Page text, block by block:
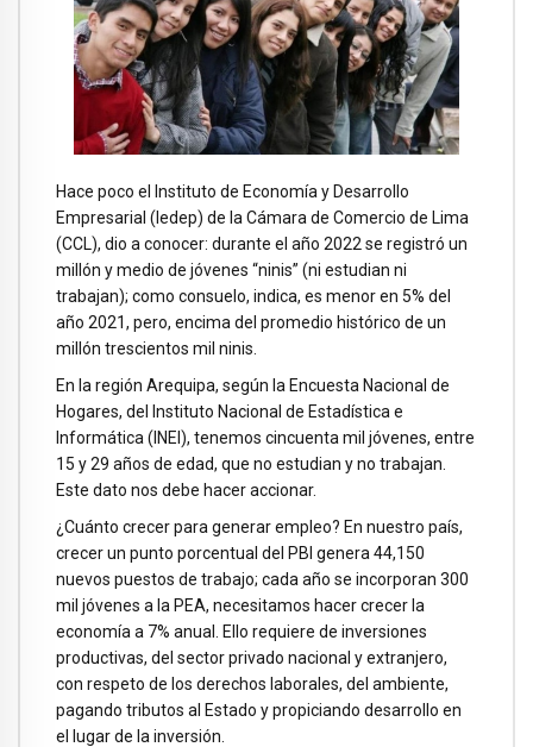
Hace poco el Instituto de Economía y Desarrollo
Empresarial (Iedep) de la Cámara de Comercio de Lima
(CCL), dio a conocer: durante el año 2022 se registró un
millón y medio de jóvenes “ninis” (ni estudian ni
trabajan); como consuelo, indica, es menor en 5% del
año 2021, pero, encima del promedio histórico de un
millón trescientos mil ninis.
En la región Arequipa, según la Encuesta Nacional de
Hogares, del Instituto Nacional de Estadística e
Informática (INEI), tenemos cincuenta mil jóvenes, entre
15 y 29 años de edad, que no estudian y no trabajan.
Este dato nos debe hacer accionar.
¿Cuánto crecer para generar empleo? En nuestro país,
crecer un punto porcentual del PBI genera 44,150
nuevos puestos de trabajo; cada año se incorporan 300
mil jóvenes a la PEA, necesitamos hacer crecer la
economía a 7% anual. Ello requiere de inversiones
productivas, del sector privado nacional y extranjero,
con respeto de los derechos laborales, del ambiente,
pagando tributos al Estado y propiciando desarrollo en
el lugar de la inversión.